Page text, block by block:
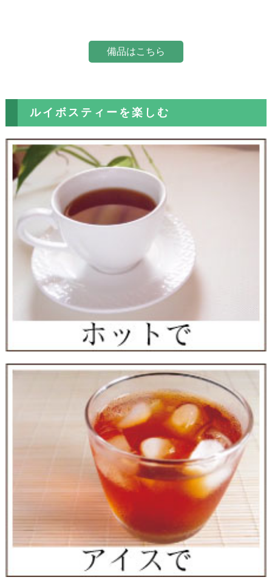
備品はこちら
ルイボスティーを楽しむ